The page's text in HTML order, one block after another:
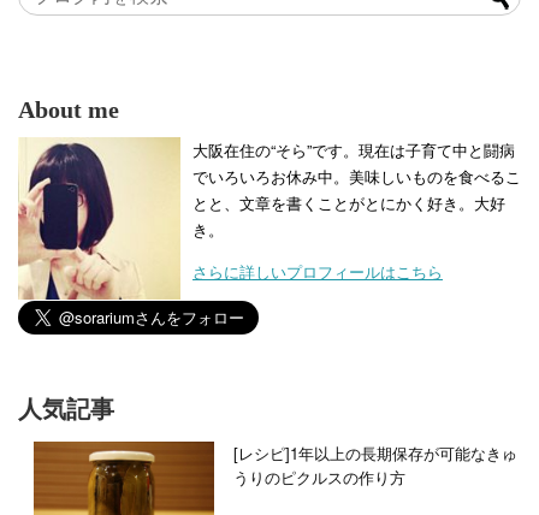
About me
大阪在住の“そら”です。現在は子育て中と闘病
でいろいろお休み中。美味しいものを食べるこ
とと、文章を書くことがとにかく好き。大好
き。
さらに詳しいプロフィールはこちら
人気記事
[レシピ]1年以上の長期保存が可能なきゅ
うりのピクルスの作り方